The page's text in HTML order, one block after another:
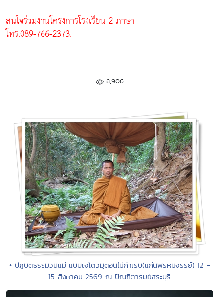
สนใจร่วมงานโครงการโรงเรียน 2 ภาษา
โทร.089-766-2373.
8,906
• ปฏิบัติธรรมวันแม่ แบบเจโตวิมุติอันไม่กำเริบ(แก่นพรหมจรรย์) 12 -
15 สิงหาคม 2569 ณ ปัณฑิตารมย์สระบุรี